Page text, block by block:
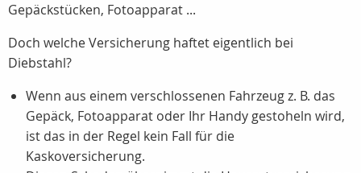
Gepäckstücken, Fotoapparat ...
Doch welche Versicherung haftet eigentlich bei
Diebstahl?
Wenn aus einem verschlossenen Fahrzeug z. B. das
Gepäck, Fotoapparat oder Ihr Handy gestoheln wird,
ist das in der Regel kein Fall für die
Kaskoversicherung.